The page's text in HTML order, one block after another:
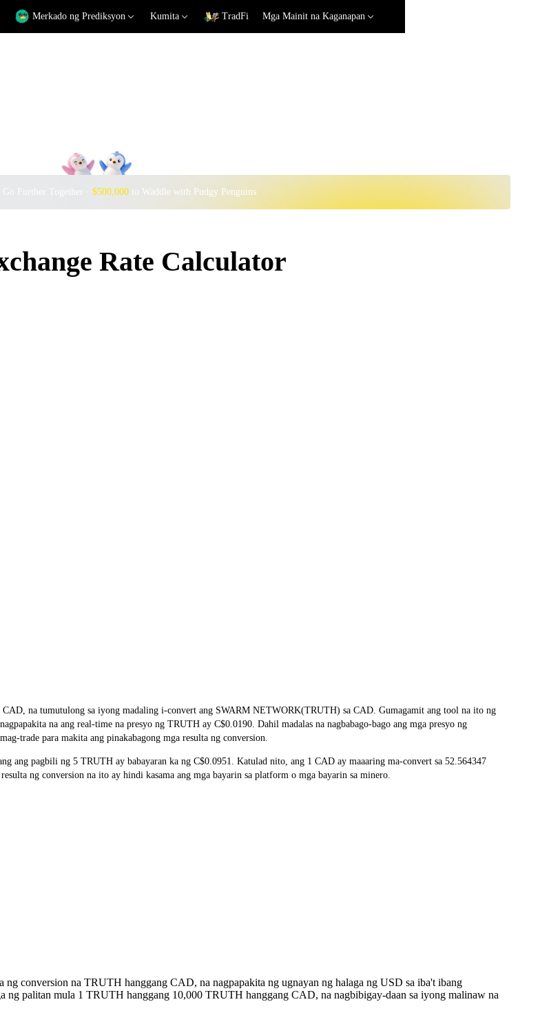
Merkado ng Prediksyon Kumita TradFi Mga Mainit na Kaganapan
Go Further Together · $500,000to Waddle with Pudgy Penguins
Rate Calculator
na tumutulong sa iyong madaling i-convert ang SWARM NETWORK(TRUTH) sa CAD. Gumagamit ang tool na ito ng
na ang real-time na presyo ng TRUTH ay C$0.0190. Dahil madalas na nagbabago-bago ang mga presyo ng
trade para makita ang pinakabagong mga resulta ng conversion.
ang pagbili ng 5 TRUTH ay babayaran ka ng C$0.0951. Katulad nito, ang 1 CAD ay maaaring ma-convert sa 52.564347
ng conversion na ito ay hindi kasama ang mga bayarin sa platform o mga bayarin sa minero.
ng conversion na TRUTH hanggang CAD, na nagpapakita ng ugnayan ng halaga ng USD sa iba't ibang
ng palitan mula 1 TRUTH hanggang 10,000 TRUTH hanggang CAD, na nagbibigay-daan sa iyong malinaw na